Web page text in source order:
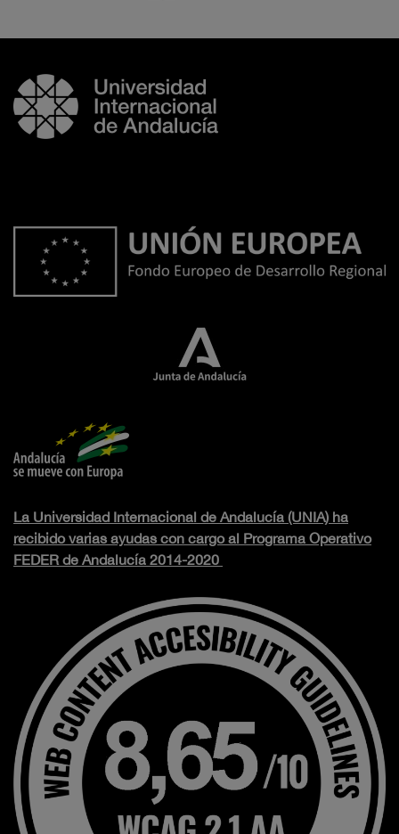
La Universidad Internacional de Andalucía (UNIA) ha
recibido varias ayudas con cargo al Programa Operativo
FEDER de Andalucía 2014-2020